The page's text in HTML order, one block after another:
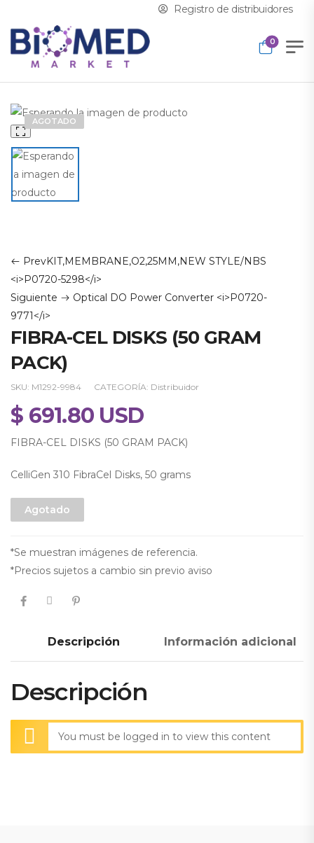
Registro de distribuidores
0
AGOTADO
PrevKIT,MEMBRANE,O2,25MM,NEW STYLE/NBS
<i>P0720-5298</i>
Siguiente
Optical DO Power Converter <i>P0720-
9771</i>
FIBRA-CEL DISKS (50 GRAM
PACK)
SKU: M1292-9984 CATEGORÍA: Distribuidor
$ 691.80 USD
FIBRA-CEL DISKS (50 GRAM PACK)
CelliGen 310 FibraCel Disks, 50 grams
Agotado
*Se muestran imágenes de referencia.
*Precios sujetos a cambio sin previo aviso
Descripción Información adicional
Descripción
You must be logged in to view this content